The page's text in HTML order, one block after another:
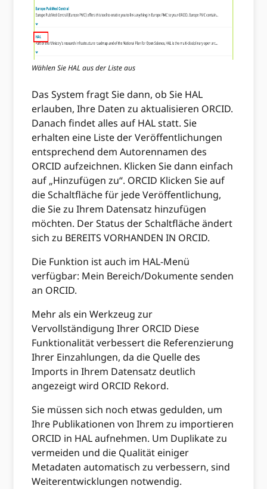
Wählen Sie HAL aus der Liste aus
Das System fragt Sie dann, ob Sie HAL
erlauben, Ihre Daten zu aktualisieren ORCID.
Danach findet alles auf HAL statt. Sie
erhalten eine Liste der Veröffentlichungen
entsprechend dem Autorennamen des
ORCID aufzeichnen. Klicken Sie dann einfach
auf „Hinzufügen zu“. ORCID Klicken Sie auf
die Schaltfläche für jede Veröffentlichung,
die Sie zu Ihrem Datensatz hinzufügen
möchten. Der Status der Schaltfläche ändert
sich zu BEREITS VORHANDEN IN ORCID.
Die Funktion ist auch im HAL-Menü
verfügbar: Mein Bereich/Dokumente senden
an ORCID.
Mehr als ein Werkzeug zur
Vervollständigung Ihrer ORCID Diese
Funktionalität verbessert die Referenzierung
Ihrer Einzahlungen, da die Quelle des
Imports in Ihrem Datensatz deutlich
angezeigt wird ORCID Rekord.
Sie müssen sich noch etwas gedulden, um
Ihre Publikationen von Ihrem zu importieren
ORCID in HAL aufnehmen. Um Duplikate zu
vermeiden und die Qualität einiger
Metadaten automatisch zu verbessern, sind
Weiterentwicklungen notwendig.